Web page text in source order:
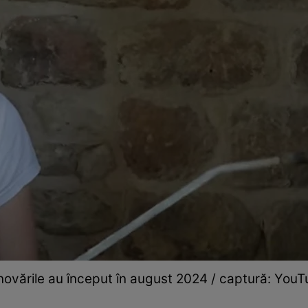
au început în august 2024 / captură: